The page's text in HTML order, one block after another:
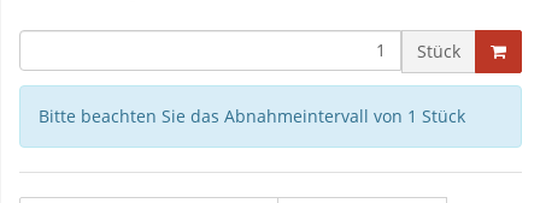
Stück
Bitte beachten Sie das Abnahmeintervall von 1 Stück